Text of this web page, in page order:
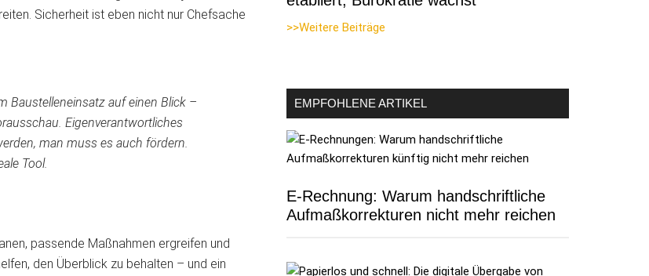
Sicherheit ist eben nicht nur Chefsache
Baustelleneinsatz auf einen Blick –
Eigenverantwortliches
man muss es auch fördern.
Tool.
passende Maßnahmen ergreifen und
den Überblick zu behalten – und ein
>>Weitere Beiträge
EMPFOHLENE ARTIKEL
E-Rechnung: Warum handschriftliche
Aufmaßkorrekturen nicht mehr reichen